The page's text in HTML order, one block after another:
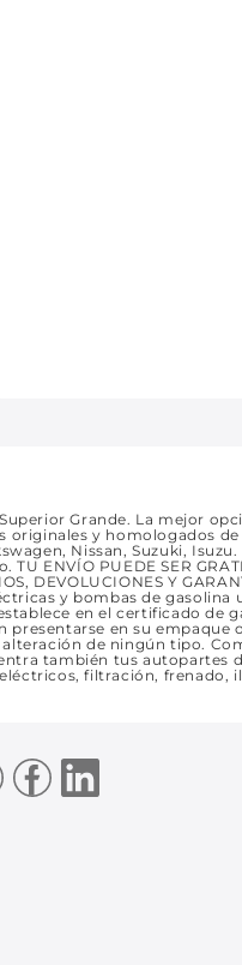
Grande. La mejor
y homologados
Nissan, Suzuki, Isuzu.
ENVÍO PUEDE SER
DEVOLUCIONES Y
y bombas de gasolina
en el certificado de
en su empaque
de ningún tipo.
también tus autopartes
filtración, frenado,